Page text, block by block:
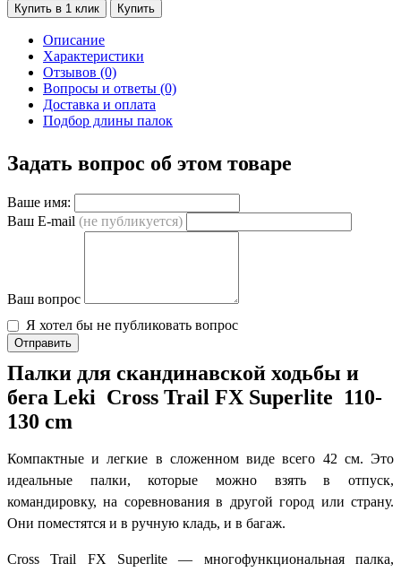
Купить в 1 клик Купить
Описание
Характеристики
Отзывов (0)
Вопросы и ответы (0)
Доставка и оплата
Подбор длины палок
Задать вопрос об этом товаре
Ваше имя:
Ваш E-mail (не публикуется)
Ваш вопрос
Я хотел бы не публиковать вопрос
Отправить
Палки для скандинавской ходьбы и
бега Leki Cross Trail FX Superlite 110-
130 cm
Компактные и легкие в сложенном виде всего 42 см. Это
идеальные палки, которые можно взять в отпуск,
командировку, на соревнования в другой город или страну.
Они поместятся и в ручную кладь, и в багаж.
Cross Trail FX Superlite — многофункциональная палка,